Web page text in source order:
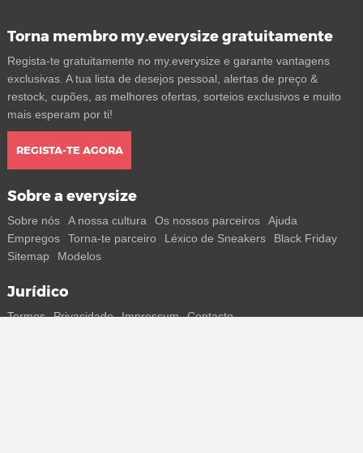
Torna membro my.everysize gratuitamente
Regista-te gratuitamente no my.everysize e garante vantagens
exclusivas. A tua lista de desejos pessoal, alertas de preço &
restock, cupões, as melhores ofertas, sorteios exclusivos e muito
mais esperam por ti!
REGISTA-TE AGORA
Sobre a everysize
Sobre nós A nossa cultura Os nossos parceiros
Ajuda
Empregos
Torna-te parceiro Léxico de Sneakers
Black Friday
Sitemap
Modelos
Jurídico
Termos Privacidade Impressum Contacto